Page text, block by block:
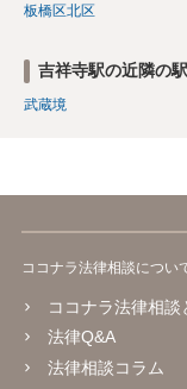
板橋区北区
吉祥寺駅の近隣の
武蔵境
ココナラ法律相談につい
ココナラ法律相談
法律Q&A
法律相談コラム